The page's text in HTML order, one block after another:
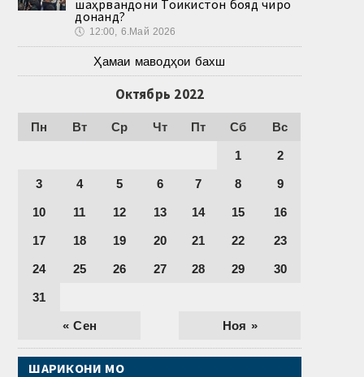
шаҳрвандони Тоҷикистон бояд чиро
донанд?
🕔 12:00, 6.Май 2026
Ҳамаи маводҳои бахш
Октябрь 2022
Пн Вт Ср Чт Пт Сб Вс
« Сен Ноя »
1 2
3 4 5 6 7 8 9
10 11 12 13 14 15 16
17 18 19 20 21 22 23
24 25 26 27 28 29 30
31
ШАРИКОНИ МО